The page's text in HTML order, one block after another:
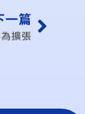
一篇
擴張